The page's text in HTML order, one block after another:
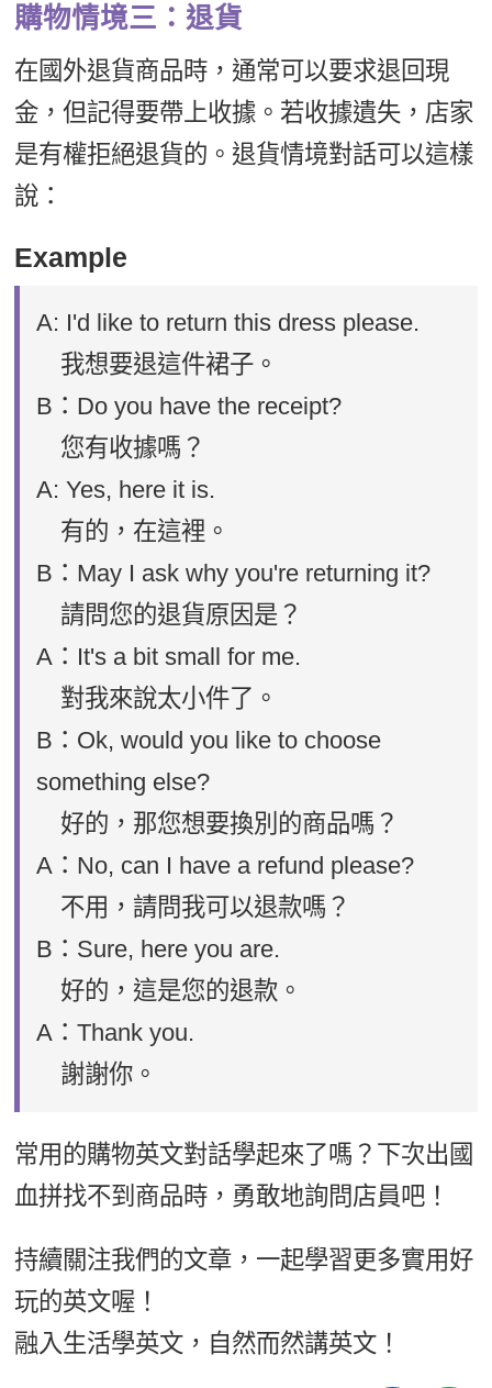
購物情境三：退貨
在國外退貨商品時，通常可以要求退回現
金，但記得要帶上收據。若收據遺失，店家
是有權拒絕退貨的。退貨情境對話可以這樣
說：
Example
A: I'd like to return this dress please.
我想要退這件裙子。
B：Do you have the receipt?
您有收據嗎？
A: Yes, here it is.
有的，在這裡。
B：May I ask why you're returning it?
請問您的退貨原因是？
A：It's a bit small for me.
對我來說太小件了。
B：Ok, would you like to choose
something else?
好的，那您想要換別的商品嗎？
A：No, can I have a refund please?
不用，請問我可以退款嗎？
B：Sure, here you are.
好的，這是您的退款。
A：Thank you.
謝謝你。
常用的購物英文對話學起來了嗎？下次出國
血拼找不到商品時，勇敢地詢問店員吧！
持續關注我們的文章，一起學習更多實用好
玩的英文喔！
融入生活學英文，自然而然講英文！